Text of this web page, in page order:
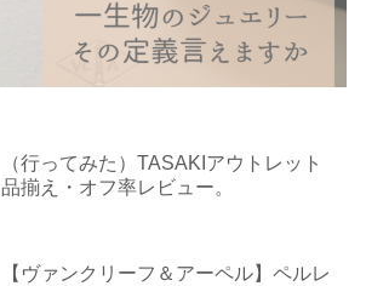
（行ってみた）TASAKIアウトレット
品揃え・オフ率レビュー。
【ヴァンクリーフ＆アーペル】ペルレ